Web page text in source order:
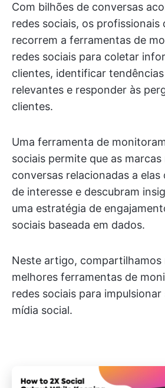
Com bilhões de conversas
redes sociais, os profissionais
recorrem a ferramentas de
redes sociais para coletar
clientes, identificar
relevantes e responder às
clientes.
Uma ferramenta de
sociais permite que as
conversas relacionadas a
de interesse e descubram
uma estratégia de
sociais baseada em dados.
Neste artigo, compartilhamos
melhores ferramentas de
redes sociais para
mídia social.